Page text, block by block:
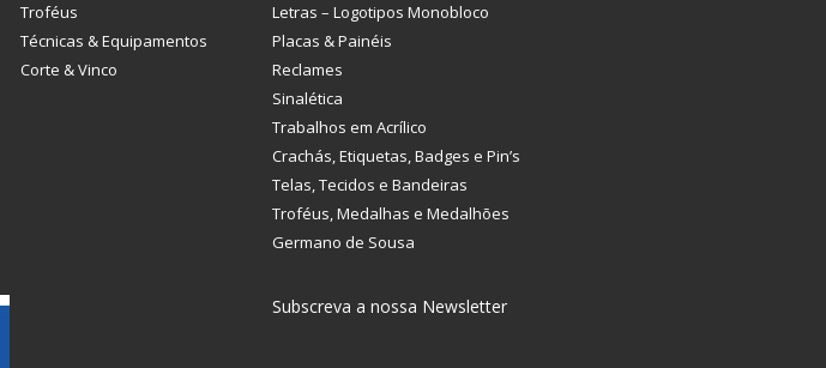
Troféus
Técnicas & Equipamentos
Corte & Vinco
Letras – Logotipos Monobloco
Placas & Painéis
Reclames
Sinalética
Trabalhos em Acrílico
Crachás, Etiquetas, Badges e Pin’s
Telas, Tecidos e Bandeiras
Troféus, Medalhas e Medalhões
Germano de Sousa
Subscreva a nossa Newsletter